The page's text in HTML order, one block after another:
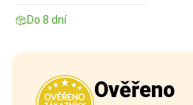
Do 8 dní
Ověřeno